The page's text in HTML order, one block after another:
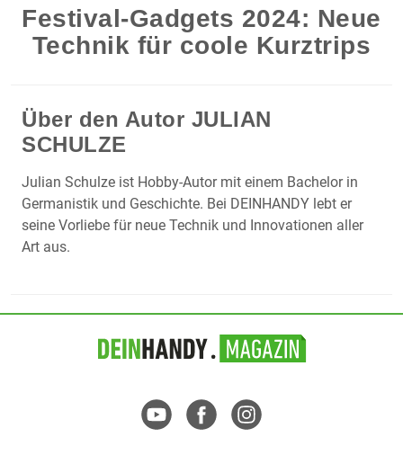
Festival-Gadgets 2024: Neue
Technik für coole Kurztrips
Über den Autor JULIAN
SCHULZE
Julian Schulze ist Hobby-Autor mit einem Bachelor in
Germanistik und Geschichte. Bei DEINHANDY lebt er
seine Vorliebe für neue Technik und Innovationen aller
Art aus.